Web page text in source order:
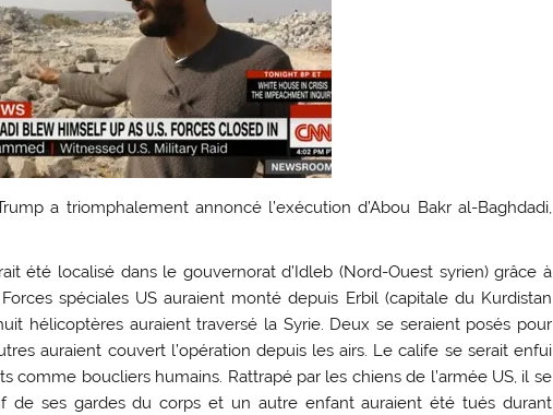
a triomphalement annoncé l’exécution d’Abou Bakr al-Baghdadi,
été localisé dans le gouvernorat d’Idleb (Nord-Ouest syrien) grâce à
spéciales US auraient monté depuis Erbil (capitale du Kurdistan
hélicoptères auraient traversé la Syrie. Deux se seraient posés pour
auraient couvert l’opération depuis les airs. Le calife se serait enfui
comme boucliers humains. Rattrapé par les chiens de l’armée US, il se
de ses gardes du corps et un autre enfant auraient été tués durant